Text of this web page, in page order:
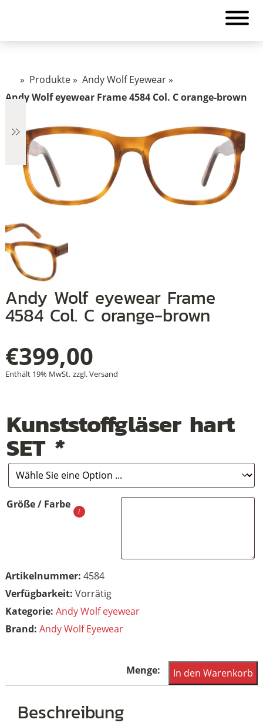
» Produkte» Andy Wolf Eyewear»
Andy Wolf eyewear Frame 4584 Col. C orange-brown
Andy Wolf eyewear Frame
4584 Col. C orange-brown
€399,00
Enthält 19% MwSt. zzgl.Versand
Kunststoffgläser hart
SET *
Größe / Farbe
Artikelnummer: 4584
Vorrätig
Kategorie: Andy Wolf eyewear
Brand: Andy Wolf Eyewear
Andy
Wolf
In den Warenkorb
Beschreibung
+
+
+